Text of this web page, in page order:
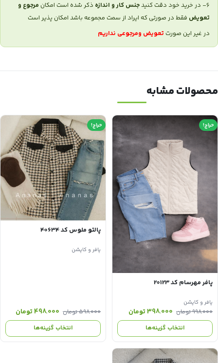
6- در خرید خود دقت کنید
جنس کار و اندازه ذکر شده است امکان مرجوع و‌
تعویض فقط در صورتی که ایراد از سمت مجموعه باشد امکان پذیر است
در غیر این صورت تعویض و‌مرجوعی نداریم
محصولات مشابه
حراج!
پافر مهرسام کد 20123
پافر و کاپشن
998.000تومان قیمت
اصلی:
998.000 تومان
بود.
398.000تومان
فعلی:
398.000 تومان.
انتخاب گزینه‌ها
حراج!
پالتو ملوس کد 40634
پافر و کاپشن
598.000تومان قیمت
اصلی:
بود.
498.000تومان
انتخاب گزینه‌ها